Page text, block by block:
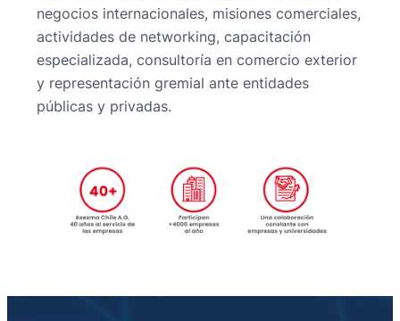
negocios internacionales, misiones comerciales,
actividades de networking, capacitación
especializada, consultoría en comercio exterior
y representación gremial ante entidades
públicas y privadas.